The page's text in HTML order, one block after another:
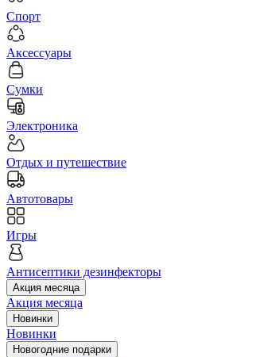
Спорт
Аксессуары
Сумки
Электроника
Отдых и путешествие
Автотовары
Игры
Антисептики дезинфекторы
Акция месяца
Акция месяца
Новинки
Новинки
Новогодние подарки